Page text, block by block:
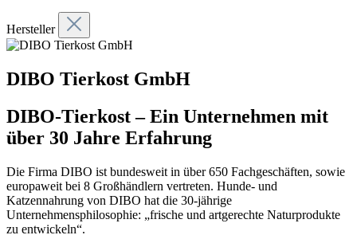
Hersteller
DIBO Tierkost GmbH
DIBO-Tierkost – Ein Unternehmen mit
über 30 Jahre Erfahrung
Die Firma DIBO ist bundesweit in über 650 Fachgeschäften, sowie
europaweit bei 8 Großhändlern vertreten. Hunde- und
Katzennahrung von DIBO hat die 30-jährige
Unternehmensphilosophie: „frische und artgerechte Naturprodukte
zu entwickeln“.